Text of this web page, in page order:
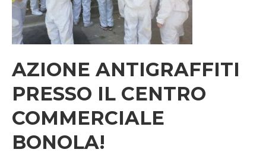
AZIONE ANTIGRAFFITI
PRESSO IL CENTRO
COMMERCIALE
BONOLA!